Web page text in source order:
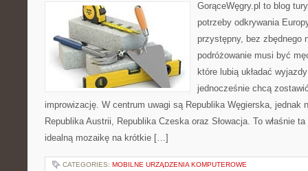
GorąceWęgry.pl to blog
potrzeby odkrywania
przystępny, bez zbędnego
podróżowanie musi być
które lubią układać
jednocześnie chcą
improwizację. W centrum uwagi są Republika Węgierska, jednak
Republika Austrii, Republika Czeska oraz Słowacja. To właśnie
idealną mozaikę na krótkie […]
CATEGORIES: MOBILNE URZĄDZENIA KOMPUTEROWE